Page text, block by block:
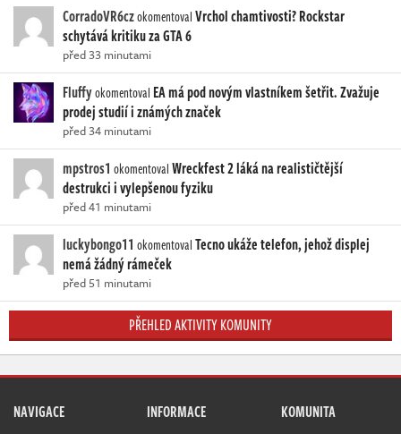
CorradoVR6czokomentovalVrchol chamtivosti? Rockstar
schytává kritiku za GTA 6
před 33 minutami
Fluffyokomentoval EA má pod novým vlastníkem šetřit. Zvažuje
prodej studií i známých značek
před 34 minutami
mpstros1 okomentovalWreckfest 2 láká na realističtější
destrukci i vylepšenou fyziku
před 41 minutami
luckybongo11 okomentovalTecno ukáže telefon, jehož displej
nemá žádný rámeček
před 51 minutami
PŘEHLED AKTIVITY KOMUNITY
NAVIGACE INFORMACE KOMUNITA